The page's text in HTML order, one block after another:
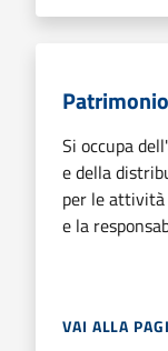
Si occupa
e della
per le attività
e la
VAI ALLA